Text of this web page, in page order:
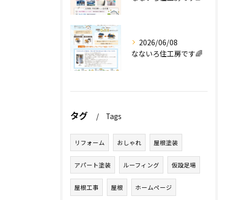
2026/06/08
なないろ住工房です🌈
タグ Tags
リフォーム おしゃれ 屋根塗装
アパート塗装 ルーフィング 仮設足場
屋根工事 屋根 ホームページ